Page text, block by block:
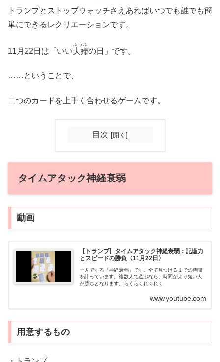
トランプとストップウォッチさえあればいつでも誰でも簡
単にできるレクリエーションです。
11月22日は「いい夫婦
ふうふ
の日」です。
……ということで、
二つのカードを上手く合わせるゲームです。
目次
タイムアタック神経衰弱
動画
【トランプ】タイムアタック神経衰弱：記憶力
とスピードの勝負〈11月22日〉
一人でする「神経衰弱」です。全て見つけるまでの時間
を計っています。複数人で遊ぶなら、時間がより短い人
が勝ちとなります。らくらくれくれく
www.youtube.com
用意するもの